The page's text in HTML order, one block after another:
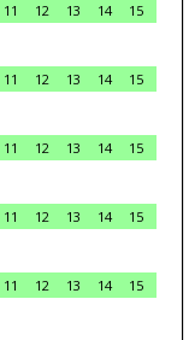
11 12 13 14
15
11 12 13 14
15
11 12 13 14
15
11 12 13 14
15
11 12 13 14
15